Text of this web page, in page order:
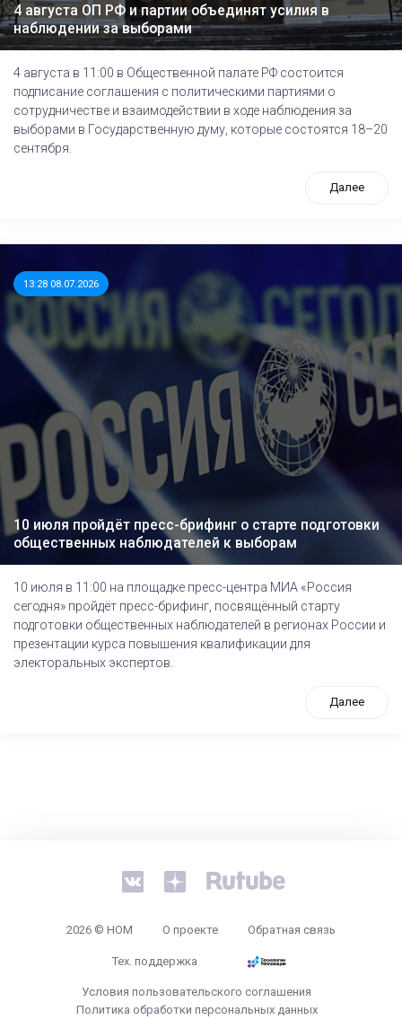
4 августа ОП РФ и партии объединят усилия в
наблюдении за выборами
4 августа в 11:00 в Общественной палате РФ состоится
подписание соглашения с политическими партиями о
сотрудничестве и взаимодействии в ходе наблюдения за
выборами в Государственную думу, которые состоятся 18–20
сентября.
Далее
13:28 08.07.2026
10 июля пройдёт пресс-брифинг о старте подготовки
общественных наблюдателей к выборам
10 июля в 11:00 на площадке пресс-центра МИА «Россия
сегодня» пройдёт пресс-брифинг, посвящённый cтарту
подготовки общественных наблюдателей в регионах России и
презентации курса повышения квалификации для
электоральных экспертов.
Далее
2026 © НОМ О проекте Обратная связь
Тех. поддержка
Условия пользовательского соглашения
Политика обработки персональных данных